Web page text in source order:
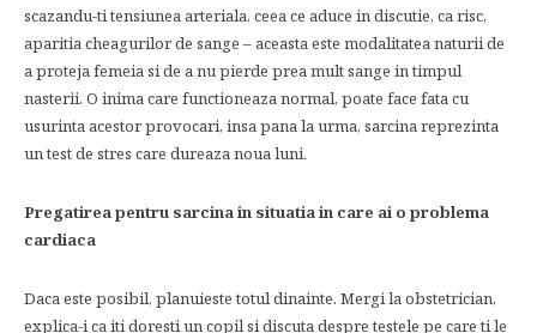
scazandu-ti tensiunea arteriala, ceea ce aduce in discutie, ca risc,
aparitia cheagurilor de sange – aceasta este modalitatea naturii de
a proteja femeia si de a nu pierde prea mult sange in timpul
nasterii. O inima care functioneaza normal, poate face fata cu
usurinta acestor provocari, insa pana la urma, sarcina reprezinta
un test de stres care dureaza noua luni.
Pregatirea pentru sarcina in situatia in care ai o problema
cardiaca
Daca este posibil, planuieste totul dinainte. Mergi la obstetrician,
explica-i ca iti doresti un copil si discuta despre testele pe care ti le